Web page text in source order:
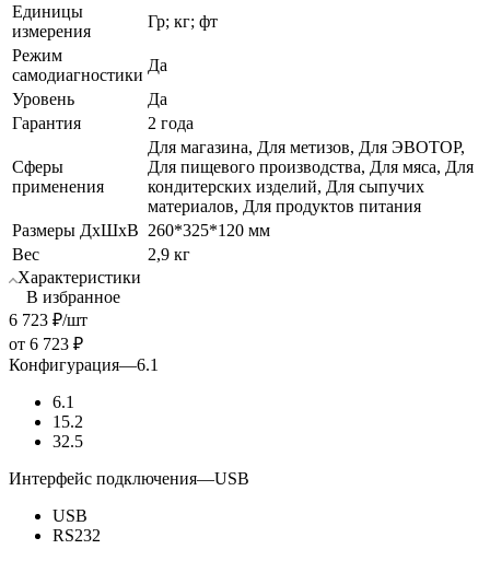
Единицы
измерения
Гр; кг; фт
Режим
самодиагностики
Да
Уровень
Да
Гарантия
2 года
Сферы
применения
Для магазина, Для метизов, Для ЭВОТОР,
Для пищевого производства, Для мяса, Для
кондитерских изделий, Для сыпучих
материалов, Для продуктов питания
Размеры ДхШхВ 260*325*120 мм
Вес
2,9 кг
Характеристики
В избранное
6 723 ₽/шт
от 6 723 ₽
Конфигурация—6.1
6.1
15.2
32.5
Интерфейс подключения—USB
USB
RS232